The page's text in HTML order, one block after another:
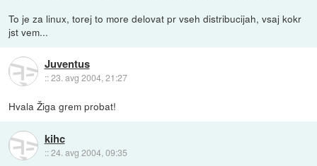
To je za linux, torej to more delovat pr vseh distribucijah, vsaj kokr
jst vem...
Juventus
::23. avg 2004, 21:27
Hvala Žiga grem probat!
kihc
::24. avg 2004, 09:35